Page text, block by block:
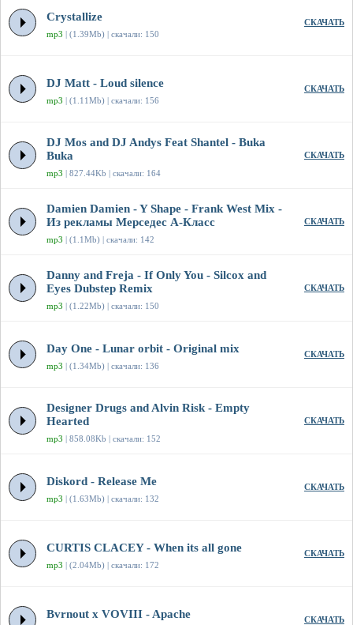
Crystallize
mp3 | (1.39Mb) | скачали: 150
СКАЧАТЬ
DJ Matt - Loud silence
mp3 | (1.11Mb) | скачали: 156
СКАЧАТЬ
DJ Mos and DJ Andys Feat Shantel - Buka
Buka
mp3 | 827.44Kb | скачали: 164
СКАЧАТЬ
Damien Damien - Y Shape - Frank West Mix -
Из рекламы Мерседес А-Класс
mp3 | (1.1Mb) | скачали: 142
СКАЧАТЬ
Danny and Freja - If Only You - Silcox and
Eyes Dubstep Remix
mp3 | (1.22Mb) | скачали: 150
СКАЧАТЬ
Day One - Lunar orbit - Original mix
mp3 | (1.34Mb) | скачали: 136
СКАЧАТЬ
Designer Drugs and Alvin Risk - Empty
Hearted
mp3 | 858.08Kb | скачали: 152
СКАЧАТЬ
Diskord - Release Me
mp3 | (1.63Mb) | скачали: 132
СКАЧАТЬ
CURTIS CLACEY - When its all gone
mp3 | (2.04Mb) | скачали: 172
СКАЧАТЬ
Bvrnout x VOVIII - Apache СКАЧАТЬ